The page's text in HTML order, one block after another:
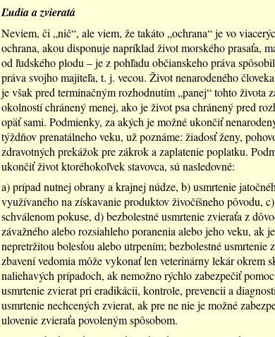
Ľudia a zvieratá
Neviem, či „nič“, ale viem, že takáto „ochrana“ je vo
ochrana, akou disponuje napríklad život morského prasaťa,
od ľudského plodu – je z pohľadu občianskeho práva
práva svojho majiteľa, t. j. vecou. Život nenarodeného
je však pred terminačným rozhodnutím „panej“ tohto života
okolností chránený menej, ako je život psa chránený pred
opäť sami. Podmienky, za akých je možné ukončiť
týždňov prenatálneho veku, už poznáme: žiadosť ženy,
zdravotných prekážok pre zákrok a zaplatenie poplatku.
ukončiť život ktoréhokoľvek stavovca, sú nasledovné:
a) prípad nutnej obrany a krajnej núdze, b) usmrtenie
využívaného na získavanie produktov živočíšneho pôvodu,
schválenom pokuse, d) bezbolestné usmrtenie zvieraťa z
závažného alebo rozsiahleho poranenia alebo jeho veku, ak
nepretržitou bolesťou alebo utrpením; bezbolestné usmrtenie
zbavení vedomia môže vykonať len veterinárny lekár okrem
naliehavých prípadoch, ak nemožno rýchlo zabezpečiť
usmrtenie zvierat pri eradikácii, kontrole, prevencii a
usmrtenie nechcených zvierat, ak pre ne nie je možné
ulovenie zvieraťa povoleným spôsobom.